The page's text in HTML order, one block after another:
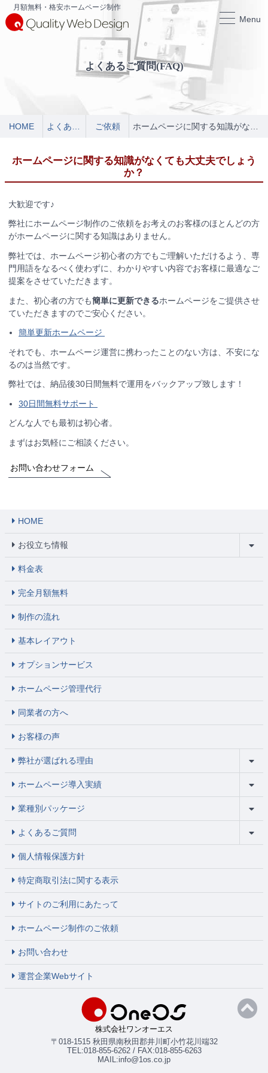
月額無料・格安ホームページ制作
Menu
よくあるご質問(FAQ)
HOME ご依頼
ホームページに関する知識がなくても大丈夫でしょう
か？
大歓迎です♪
弊社にホームページ制作のご依頼をお考えのお客様のほとんどの方
がホームページに関する知識はありません。
弊社では、ホームページ初心者の方でもご理解いただけるよう、専
門用語をなるべく使わずに、わかりやすい内容でお客様に最適なご
提案をさせていただきます。
また、初心者の方でも簡単に更新できるホームページをご提供させ
ていただきますのでご安心ください。
簡単更新ホームページ
それでも、ホームページ運営に携わったことのない方は、不安にな
るのは当然です。
弊社では、納品後30日間無料で運用をバックアップ致します！
30日間無料サポート
どんな人でも最初は初心者。
まずはお気軽にご相談ください。
お問い合わせフォーム
HOME
お役立ち情報
料金表
完全月額無料
制作の流れ
基本レイアウト
オプションサービス
ホームページ管理代行
同業者の方へ
お客様の声
弊社が選ばれる理由
ホームページ導入実績
業種別パッケージ
よくあるご質問
個人情報保護方針
特定商取引法に関する表示
サイトのご利用にあたって
ホームページ制作のご依頼
お問い合わせ
運営企業Webサイト
株式会社ワンオーエス
〒018-1515 秋田県南秋田郡井川町小竹花川端32
TEL:018-855-6262 / FAX:018-855-6263
MAIL:info@1os.co.jp